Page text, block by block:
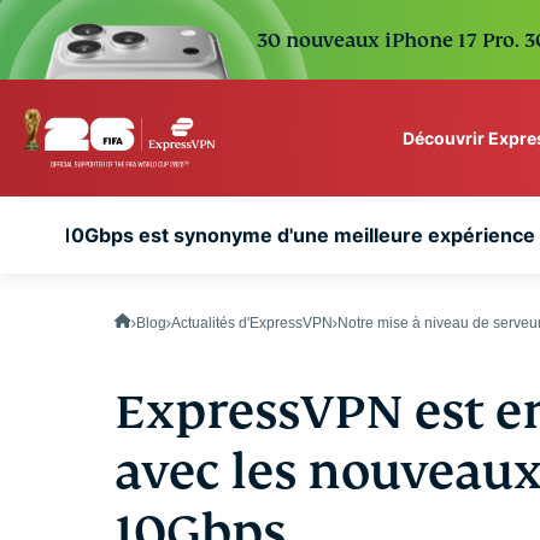
30 nouveaux iPhone 17
Découvrir
VPN protection for
10Gbps est synonyme d'une meilleure expérience
Blog Actualités d'ExpressVPN Notre mise à niveau de
ExpressVPN est
avec les